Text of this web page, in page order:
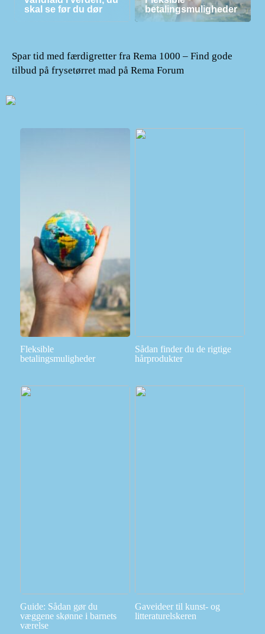
skal se før du dør
betalingsmuligheder
Spar tid med færdigretter fra Rema 1000 – Find gode
tilbud på frysetørret mad på Rema Forum
Fleksible
betalingsmuligheder
Sådan finder du de rigtige
hårprodukter
Guide: Sådan gør du
væggene skønne i barnets
værelse
Gaveideer til kunst- og
litteraturelskeren